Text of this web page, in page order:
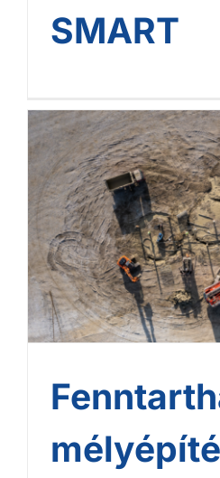
SMART
Fenntartható
alumínium
üzemének